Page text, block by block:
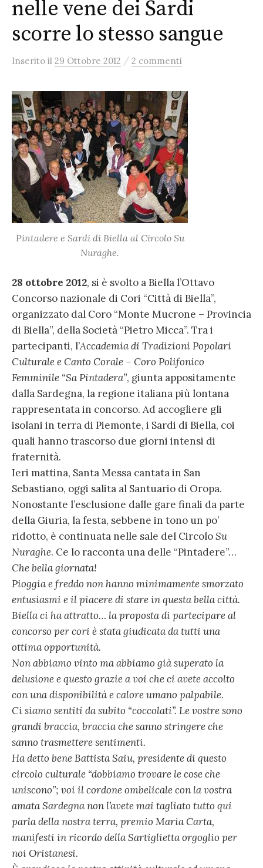
nelle vene dei Sardi
scorre lo stesso sangue
Inserito il 29 Ottobre 2012 / 2 commenti
Pintadere e Sardi di Biella al Circolo Su
Nuraghe.
28 ottobre 2012, si è svolto a Biella l’Ottavo
Concorso nazionale di Cori “Città di Biella”,
organizzato dal Coro “Monte Mucrone – Provincia
di Biella”, della Società “Pietro Micca”. Tra i
partecipanti, l’Accademia di Tradizioni Popolari
Culturale e Canto Corale – Coro Polifonico
Femminile “Sa Pintadera”, giunta appositamente
dalla Sardegna, la regione italiana più lontana
rappresentata in concorso. Ad accogliere gli
isolani in terra di Piemonte, i Sardi di Biella, coi
quali hanno trascorso due giorni intensi di
fraternità.
Ieri mattina, Santa Messa cantata in San
Sebastiano, oggi salita al Santuario di Oropa.
Nonostante l’esclusione dalle gare finali da parte
della Giuria, la festa, sebbene in tono un po’
ridotto, è continuata nelle sale del CircoloSu
Nuraghe. Ce lo racconta una delle “Pintadere”…
Che bella giornata!
Pioggia e freddo non hanno minimamente smorzato
entusiasmi e il piacere di stare in questa bella città.
Biella ci ha attratto… la proposta di partecipare al
concorso per cori è stata giudicata da tutti una
ottima opportunità.
Non abbiamo vinto ma abbiamo già superato la
delusione e questo grazie a voi che ci avete accolto
con una disponibilità e calore umano palpabile.
Ci siamo sentiti da subito “coccolati”. Le vostre sono
grandi braccia, braccia che sanno stringere che
sanno trasmettere sentimenti.
Ha detto bene Battista Saiu, presidente di questo
circolo culturale “dobbiamo trovare le cose che
uniscono”; voi il cordone ombelicale con la vostra
amata Sardegna non l’avete mai tagliato tutto qui
parla della nostra terra, premio Maria Carta,
manifesti in ricordo della Sartiglietta orgoglio per
noi Oristanesi.